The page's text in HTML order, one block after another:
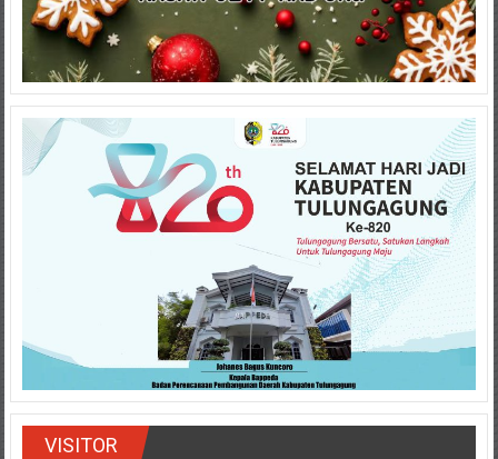
VISITOR